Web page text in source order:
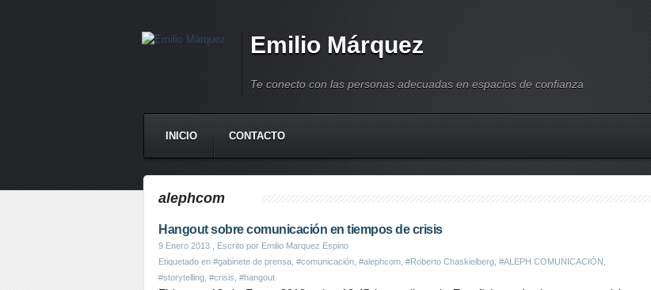
Emilio Márquez
Te conecto con las personas adecuadas en espacios de confianza
INICIO CONTACTO
alephcom
Hangout sobre comunicación en tiempos de crisis
9 Enero 2013 , Escrito por Emilio Marquez Espino
Etiquetado en #gabinete de prensa #comunicación #alephcom #Roberto Chaskielberg #ALEPH COMUNICACIÓN
#storytelling #crisis #hangout